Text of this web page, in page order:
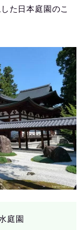
た日本庭園のこ
庭園